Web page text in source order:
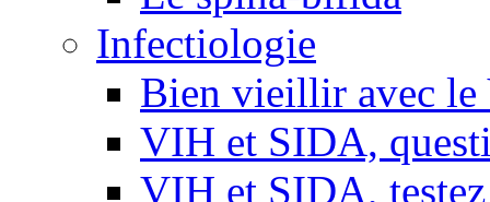
Infectiologie
Bien vieillir avec
VIH et SIDA,
VIH et SIDA, testez